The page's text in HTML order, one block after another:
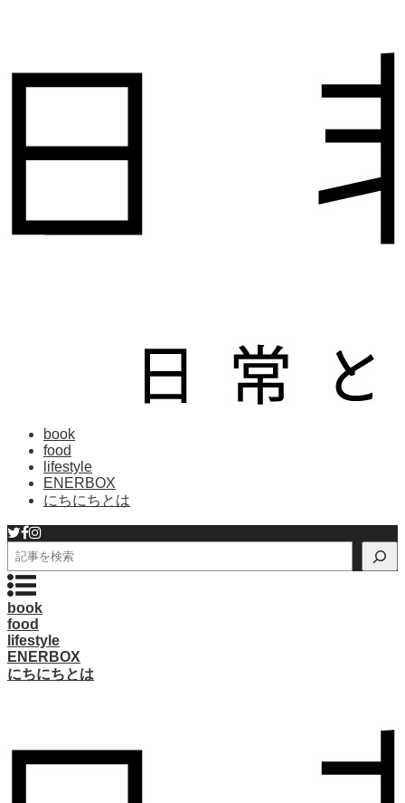
book
food
lifestyle
ENERBOX
にちにちとは
検
索
book
food
lifestyle
ENERBOX
にちにちとは